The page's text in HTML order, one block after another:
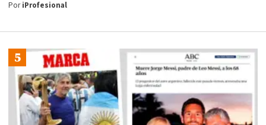
PoriProfesional